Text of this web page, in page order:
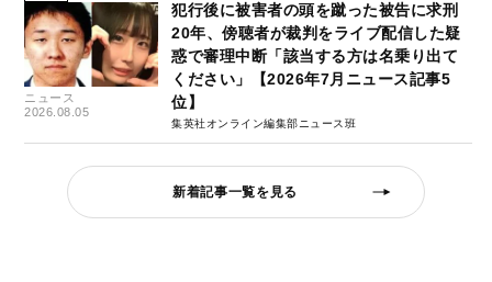
ニュース
2026.08.05
犯行後に被害者の頭を蹴った被告に求刑
20年、傍聴者が裁判をライブ配信した疑
惑で審理中断「該当する方は名乗り出て
ください」【2026年7月ニュース記事5
位】
集英社オンライン編集部ニュース班
新着記事一覧を見る